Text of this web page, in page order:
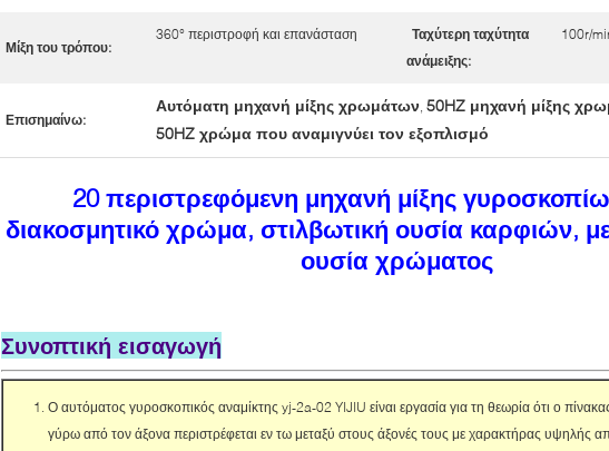
Μίξη του τρόπου:
360° περιστροφή και επανάσταση
Ταχύτερη ταχύτητα
ανάμειξης:
100r/
Επισημαίνω:
Αυτόματη μηχανή μίξης χρωμάτων, 50HZ μηχανή μίξης
50HZ χρώμα που αναμιγνύει τον εξοπλισμό
20 περιστρεφόμενη μηχανή μίξης
διακοσμητικό χρώμα, στιλβωτική ουσία καρφιών,
ουσία χρώματος
Συνοπτική εισαγωγή
Ο αυτόματος γυροσκοπικός αναμίκτης yj-2a-02 YIJIU είναι εργασία για τη θεωρία ότι ο
γύρω από τον άξονα περιστρέφεται εν τω μεταξύ στους άξονές τους με χαρακτήρας υψηλής